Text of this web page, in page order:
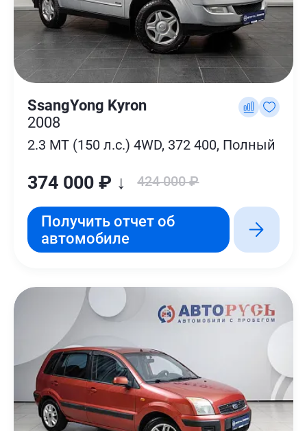
SsangYong Kyron
2008
2.3 MT (150 л.с.) 4WD, 372 400, Полный
374 000 ₽ ↓ 424 000 ₽
Получить отчет об
автомобиле